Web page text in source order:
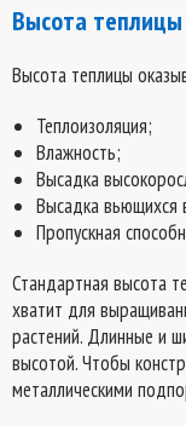
Высота теплицы
Высота теплицы
Теплоизоляция;
Влажность;
Высадка
Высадка вьющихся
Пропускная
Стандартная высота
хватит для
растений. Длинные и
высотой. Чтобы
металлическими